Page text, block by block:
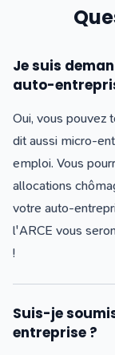
Je suis
auto-
Oui, vous pouvez
dit aussi micro-
emploi. Vous
allocations
votre auto-
l'ARCE vous
!
Suis-je
entreprise ?